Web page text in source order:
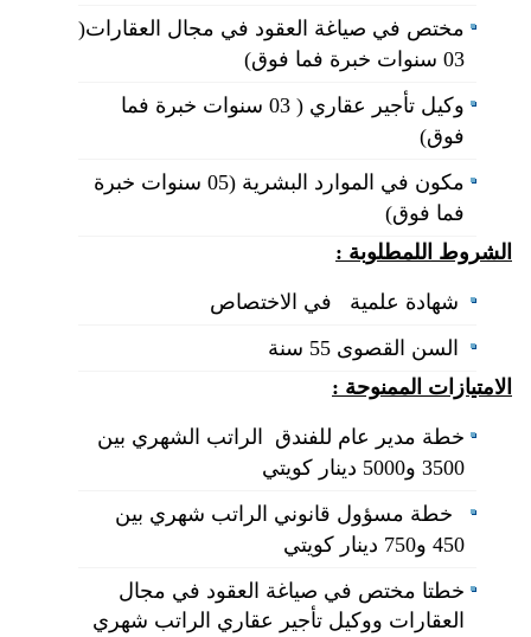
مختص في صياغة العقود في مجال العقارات(
03 سنوات خبرة فما فوق)
وكيل تأجير عقاري ( 03 سنوات خبرة فما
فوق)
مكون في الموارد البشرية (05 سنوات خبرة
فما فوق)
الشروط اللمطلوبة :
شهادة علمية في الاختصاص
السن القصوى 55 سنة
الامتيازات الممنوحة :
خطة مدير عام للفندق الراتب الشهري بين
3500 و5000 دينار كويتي
خطة مسؤول قانوني الراتب شهري بين
450 و750 دينار كويتي
خطتا مختص في صياغة العقود في مجال
العقارات ووكيل تأجير عقاري الراتب شهري